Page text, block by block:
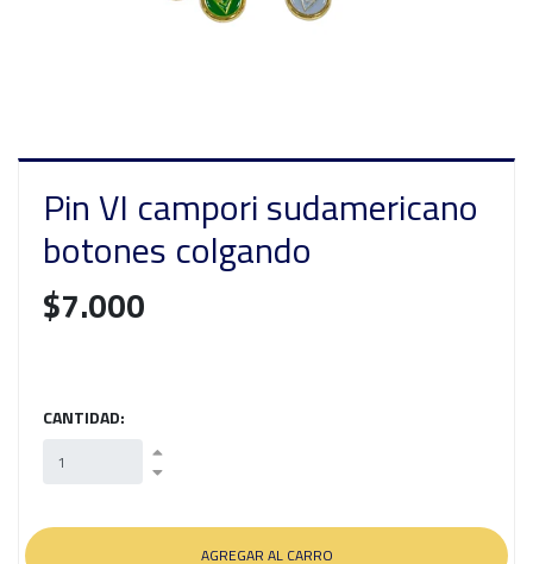
Pin VI campori sudamericano
botones colgando
$7.000
CANTIDAD: